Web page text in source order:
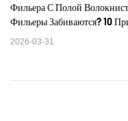
Фильера С Полой
Фильеры Забиваются? 10
2026-03-31